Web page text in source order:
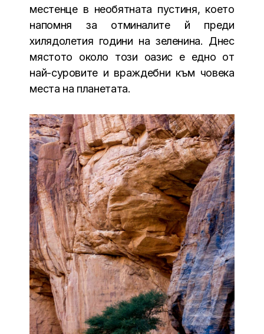
местенце в необятната пустиня, което
напомня за отминалите й преди
хилядолетия години на зеленина. Днес
мястото около този оазис е едно от
най-суровите и враждебни към човека
места на планетата.